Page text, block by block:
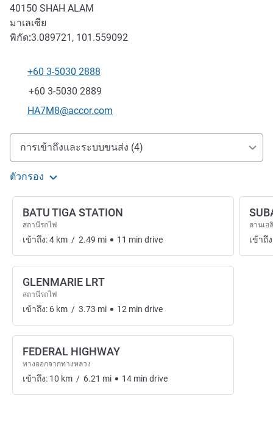
40150 SHAH ALAM
มาเลเซีย
พิกัด:3.089721, 101.559092
โทรศัพท์
+60 3-5030 2888
แฟกซ์
+60 3-5030 2889
อีเมลติดต่อ
HA7M8@accor.com
การเข้าถึงและการเดินทาง
การเข้าถึงและระบบขนส่ง (4)
ตัวกรอง
BATU TIGA STATION
สถานีรถไฟ
เข้าถึง:4 km / 2.49 mi 11 min drive
GLENMARIE LRT
สถานีรถไฟ
เข้าถึง: 6 km / 3.73 mi 12 min drive
FEDERAL HIGHWAY
ทางออกจากทางหลวง
เข้าถึง: 10 km / 6.21 mi 14 min drive
ลานเฮ
เข้าถึ